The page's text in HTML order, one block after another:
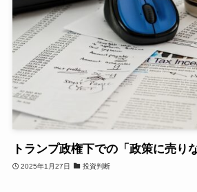
トランプ政権下での「政策に売り
2025年1月27日 投資判断